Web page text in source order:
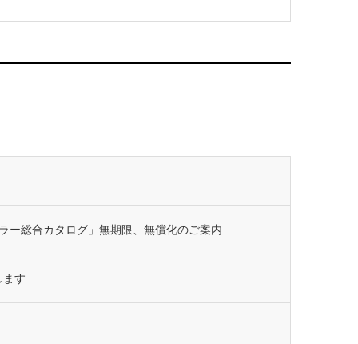
ー総合カタログ」無期限、無償化のご案内
す